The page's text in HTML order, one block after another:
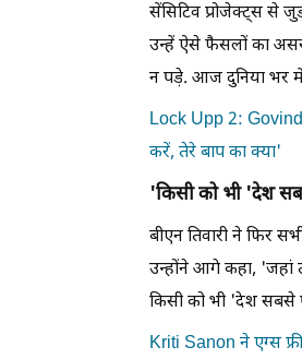
सेंसिटिव प्रोजेक्ट्स से
उन्हें ऐसे फैसलों का
न पड़े. आज दुनिया भर
Lock Upp 2:
करें, तेरे बाप का क्या'
'किसी को भी 'देश
बीएन तिवारी ने फिर
उन्होंने आगे कहा, 'जहां
किसी को भी 'देश सबसे
Kriti Sanon ने एग्स